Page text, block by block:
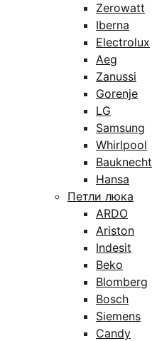
Zerowatt
Iberna
Electrolux
Aeg
Zanussi
Gorenje
LG
Samsung
Whirlpool
Bauknecht
Hansa
Петли люка
ARDO
Ariston
Indesit
Beko
Blomberg
Bosch
Siemens
Candy